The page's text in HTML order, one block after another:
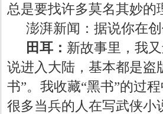
总是要找许多莫名其妙的
澎湃新闻：据说你在
田耳： 新故事里，我
说进入大陆，基本都是盗
书”。我收藏“黑书”的过
很多当兵的人在写武侠小